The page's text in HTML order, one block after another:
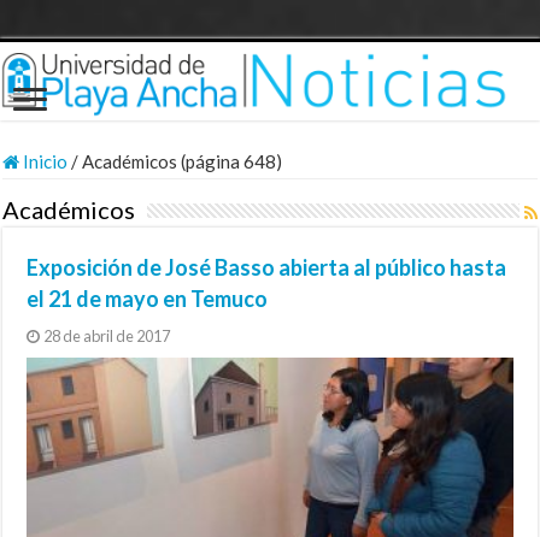
Inicio /Académicos (página 648)
Académicos
Exposición de José Basso abierta al público hasta
el 21 de mayo en Temuco
28 de abril de 2017